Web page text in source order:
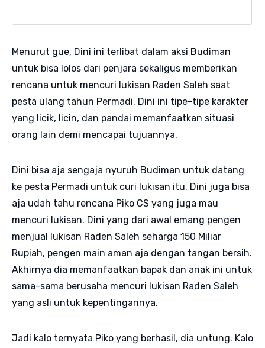
Menurut gue, Dini ini terlibat dalam aksi Budiman
untuk bisa lolos dari penjara sekaligus memberikan
rencana untuk mencuri lukisan Raden Saleh saat
pesta ulang tahun Permadi. Dini ini tipe-tipe karakter
yang licik, licin, dan pandai memanfaatkan situasi
orang lain demi mencapai tujuannya.
Dini bisa aja sengaja nyuruh Budiman untuk datang
ke pesta Permadi untuk curi lukisan itu. Dini juga bisa
aja udah tahu rencana Piko CS yang juga mau
mencuri lukisan. Dini yang dari awal emang pengen
menjual lukisan Raden Saleh seharga 150 Miliar
Rupiah, pengen main aman aja dengan tangan bersih.
Akhirnya dia memanfaatkan bapak dan anak ini untuk
sama-sama berusaha mencuri lukisan Raden Saleh
yang asli untuk kepentingannya.
Jadi kalo ternyata Piko yang berhasil, dia untung. Kalo